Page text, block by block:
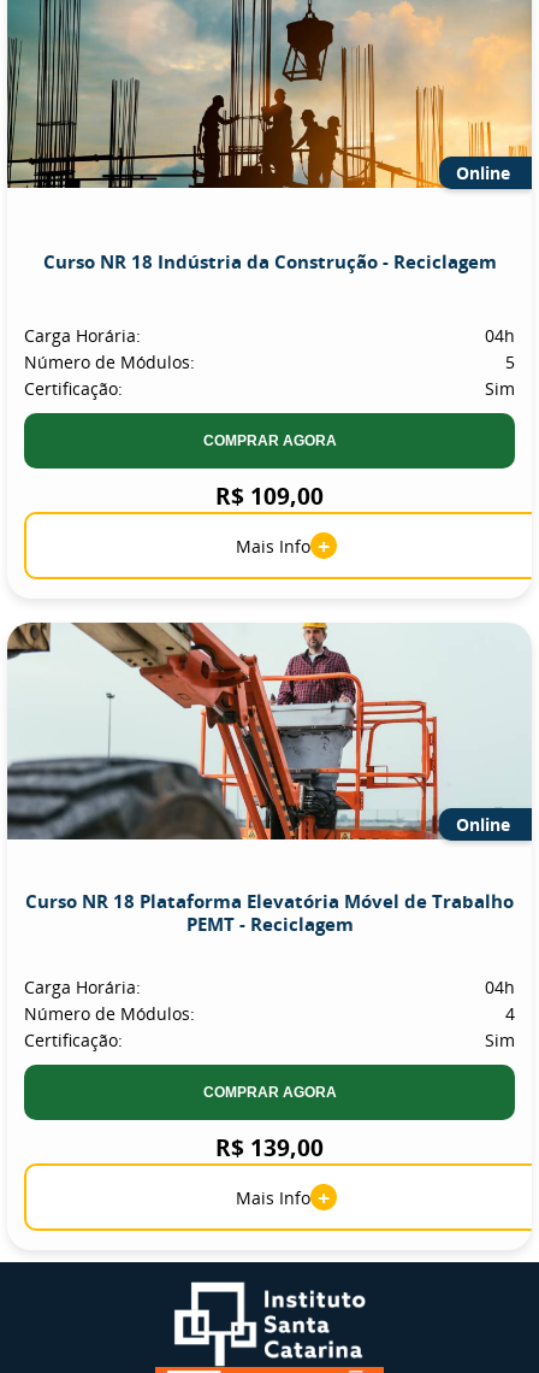
Online
Curso NR 18 Indústria da Construção - Reciclagem
Carga Horária:
04h
Número de Módulos:
5
Certificação:
Sim
COMPRAR AGORA
R$ 109,00
Mais Info +
Online
Curso NR 18 Plataforma Elevatória Móvel de Trabalho
PEMT - Reciclagem
Carga Horária:
04h
Número de Módulos:
4
Certificação:
Sim
COMPRAR AGORA
R$ 139,00
Mais Info +